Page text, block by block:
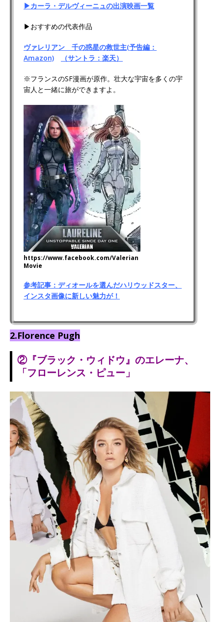
▶カーラ・デルヴィーニュの出演映画一覧
▶おすすめの代表作品
ヴァレリアン 千の惑星の救世主(予告編：
Amazon)
（サントラ：楽天）
※フランスのSF漫画が原作。壮大な宇宙を多くの宇
宙人と一緒に旅ができますよ。
https://www.facebook.com/Valerian
Movie
参考記事：ディオールを選んだハリウッドスター、
インスタ画像に新しい魅力が！
2.Florence Pugh
②『ブラック・ウィドウ』のエレーナ、
「フローレンス・ピュー」